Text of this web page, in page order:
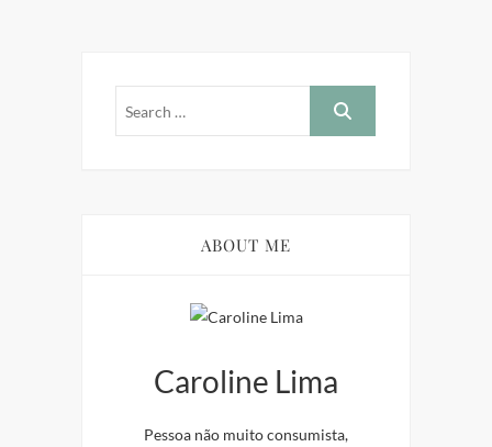
ABOUT ME
Caroline Lima
Pessoa não muito consumista,